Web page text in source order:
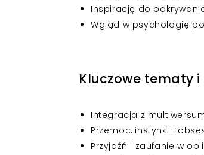
Inspirację do
Wgląd w psychologię
Kluczowe tematy
Integracja z
Przemoc, instynkt i
Przyjaźń i zaufanie w